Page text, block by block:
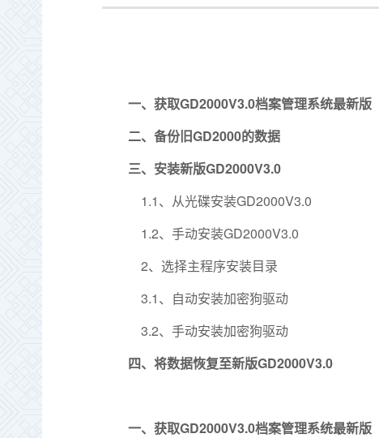
一、获取GD2000V3.0档案管理系统最新版
二、备份旧GD2000的数据
三、安装新版GD2000V3.0
1.1 、从光碟安装GD2000V3.0
1.2、手动安装GD2000V3.0
2、选择主程序安装目录
3.1 、自动安装加密狗驱动
3.2、手动安装加密狗驱动
四、将数据恢复至新版GD2000V3.0
一、获取GD2000V3.0档案管理系统最新版